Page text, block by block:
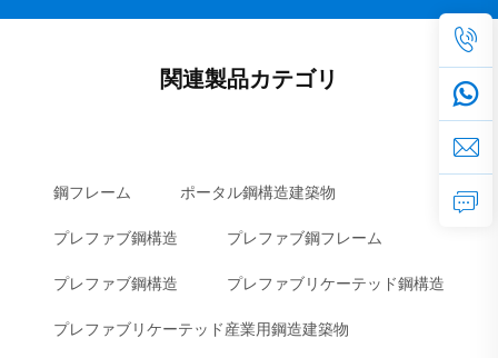
関連製品カテゴリ
鋼フレーム ポータル鋼構造建築物
プレファブ鋼構造 プレファブ鋼フレーム
プレファブ鋼構造 プレファブリケーテッド鋼構造
プレファブリケーテッド産業用鋼造建築物